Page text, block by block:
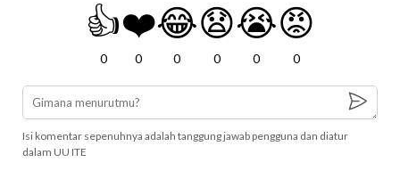
👍
0
❤️
0
😂
0
😧
0
😭
0
😡
0
Isi komentar sepenuhnya adalah tanggung jawab pengguna dan diatur
dalam UU ITE